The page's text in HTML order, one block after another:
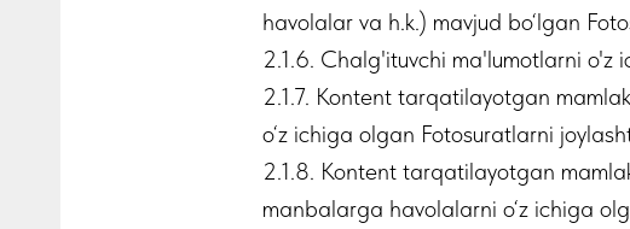
havolalar va h.k.) mavjud bo‘lgan
2.1.6. Chalg'ituvchi ma'lumotlarni
2.1.7. Kontent tarqatilayotgan
o‘z ichiga olgan Fotosuratlarni
2.1.8. Kontent tarqatilayotgan
manbalarga havolalarni o‘z ichiga